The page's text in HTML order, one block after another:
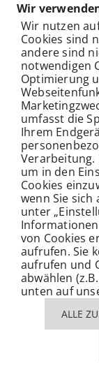
©
Wir
Wir nutzen
Cookies sind
andere sind
notwendigen
Optimierung
umfasst die
Ihrem
Verarbeitung.
um in den
Cookies
wenn Sie sich
unter
von Cookies
aufrufen. Sie
aufrufen und
abwählen
unten auf
ALLE